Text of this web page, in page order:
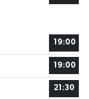
19:00
19:00
21:30